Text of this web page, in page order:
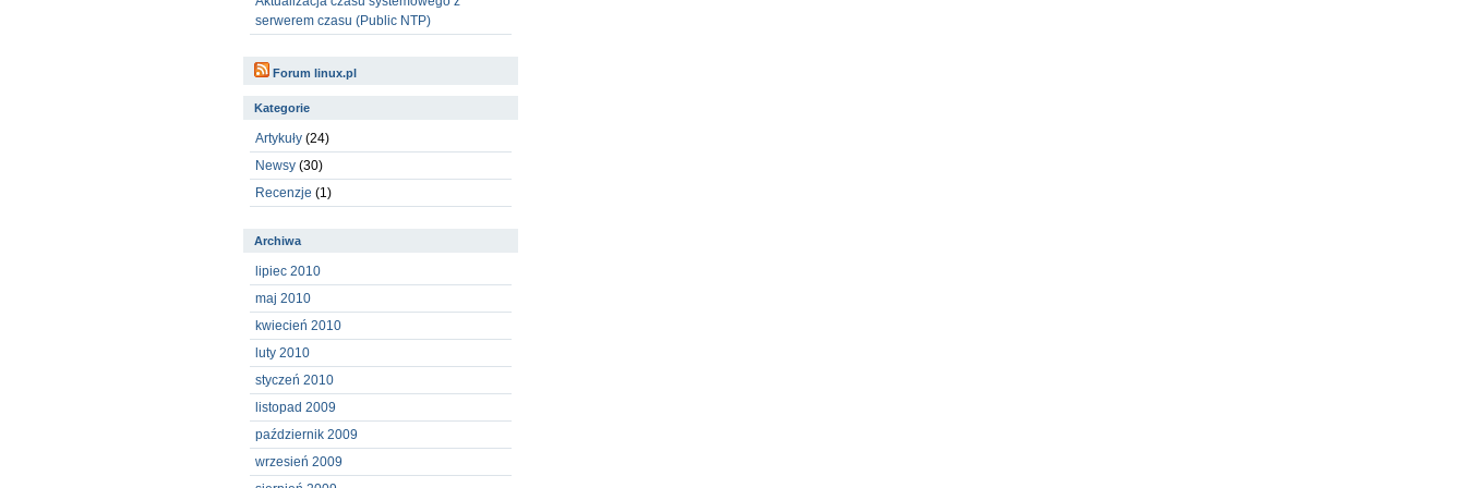
serwerem czasu (Public NTP)
Forum linux.pl
Kategorie
Artykuły (24)
Newsy (30)
Recenzje (1)
Archiwa
lipiec 2010
maj 2010
kwiecień 2010
luty 2010
styczeń 2010
listopad 2009
październik 2009
wrzesień 2009